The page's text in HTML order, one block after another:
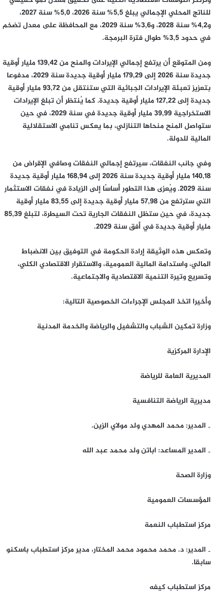
للناتج المحلي الإجمالي يبلغ 5,5% سنة 2026، 5,0% سنة 2027،
و4,2% سنة 2028، و3,6% سنة 2029، مع المحافظة على معدل تضخم
في حدود 3,5% طوال فترة البرمجة.
ومن المتوقع أن يرتفع إجمالي الإيرادات والمنح من 139,42 مليار أوقية
جديدة سنة 2026 إلى 179,29 مليار أوقية جديدة سنة 2029، مدفوعا
بتعزيز تعبئة الإيرادات الجبائية التي ستنتقل من 93,72 مليار أوقية
جديدة إلى 127,22 مليار أوقية جديدة. كما يُنتظر أن تبلغ الإيرادات
الاستخراجية 39,99 مليار أوقية جديدة في سنة 2029، في حين
ستواصل المنح منحاها التنازلي، بما يعكس تنامي الاستقلالية
المالية للدولة.
وفي جانب النفقات، سيرتفع إجمالي النفقات وصافي الإقراض من
140,18 مليار أوقية جديدة سنة 2026 إلى 168,94 مليار أوقية جديدة
سنة 2029. ويُعزى هذا التطور أساسًا إلى الزيادة في نفقات الاستثمار
التي سترتفع من 57,98 مليار أوقية جديدة إلى 83,55 مليار أوقية
جديدة، في حين ستظل النفقات الجارية تحت السيطرة، لتبلغ 85,39
مليار أوقية جديدة في أفق سنة 2029.
وتعكس هذه الوثيقة إرادة الحكومة في التوفيق بين الانضباط
المالي، واستدامة المالية العمومية، والاستقرار الاقتصادي الكلي،
وتسريع وتيرة التنمية الاقتصادية والاجتماعية.
وأخيرا اتخذ المجلس الإجراءات الخصوصية التالية:
وزارة تمكين الشباب والتشغيل والرياضة والخدمة المدنية
الإدارة المركزية
المديرية العامة للرياضة
مديرية الرياضة التنافسية
‐ المدير: محمد المهدي ولد مولاي الزين.
‐ المدير المساعد: اباتن ولد محمد عبد الله
وزارة الصحة
المؤسسات العمومية
مركز استطباب النعمة
‐ المدير: د. محمد محمود محمد المختار، مدير مركز استطباب باسكنو
سابقا.
مركز استطباب كيفه